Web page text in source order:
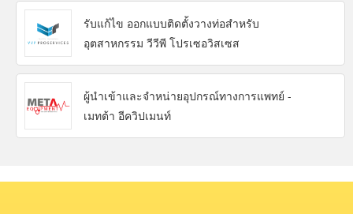
รับแก้ไข ออกแบบติดตั้งวางท่อสำหรับ
อุตสาหกรรม วีวีพี โปรเซอวิสเซส
ผู้นำเข้าและจำหน่ายอุปกรณ์ทางการแพทย์ -
เมทต้า อีควิปเมนท์